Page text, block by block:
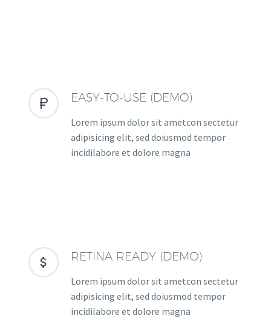

 EASY-TO-USE (DEMO)
Lorem ipsum dolor sit ametcon sectetur
adipisicing elit, sed doiusmod tempor
incidilabore et dolore magna

 RETINA READY (DEMO)
Lorem ipsum dolor sit ametcon sectetur
adipisicing elit, sed doiusmod tempor
incidilabore et dolore magna